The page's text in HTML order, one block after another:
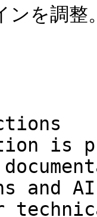
ンを調整
is
and